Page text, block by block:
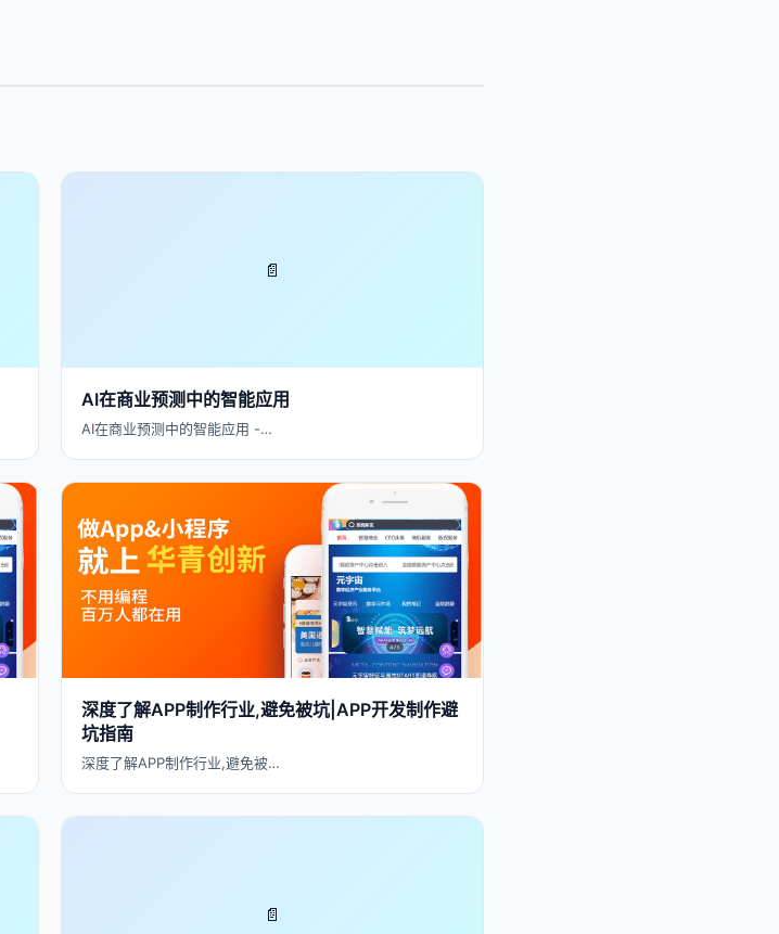
📄
AI在商业预测中的智能应用
AI在商业预测中的智能应用 -…
深度了解APP制作行业,避免被坑|APP开发制作避
坑指南
深度了解APP制作行业,避免被…
📄